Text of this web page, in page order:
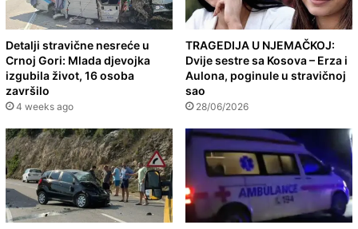
Detalji stravične nesreće u
Crnoj Gori: Mlada djevojka
izgubila život, 16 osoba
završilo
4 weeks ago
TRAGEDIJA U NJEMAČKOJ:
Dvije sestre sa Kosova – Erza i
Aulona, poginule u stravičnoj
sao
28/06/2026